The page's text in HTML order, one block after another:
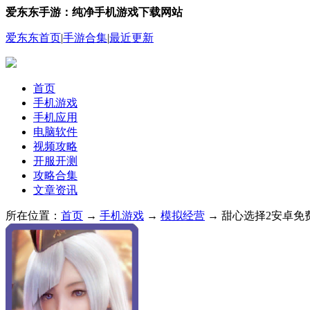
爱东东手游：纯净手机游戏下载网站
爱东东首页|手游合集|最近更新
首页
手机游戏
手机应用
电脑软件
视频攻略
开服开测
攻略合集
文章资讯
所在位置： 首页 → 手机游戏 → 模拟经营 → 甜心选择2安卓免